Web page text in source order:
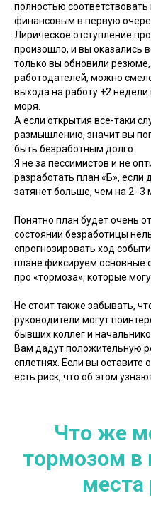
полностью
финансовым в первую
Лирическое отступление
произошло, и вы оказались
только вы обновили
работодателей, можно
выхода на работу +2 недели
моря.
А если открытия все-таки
размышлению, значит вы
быть безработным долго.
Я не за пессимистов и не
разработать план «Б», если
затянет больше, чем на 2- 3
Понятно план будет очень
состоянии безработицы
спрогнозировать ход
плане фиксируем основные
про «тормоза», которые
Не стоит также забывать,
руководители могут
бывших коллег и
Вам дадут положительную
сплетнях. Если вы оставите
есть риск, что об этом
Что же
тормозом в
места